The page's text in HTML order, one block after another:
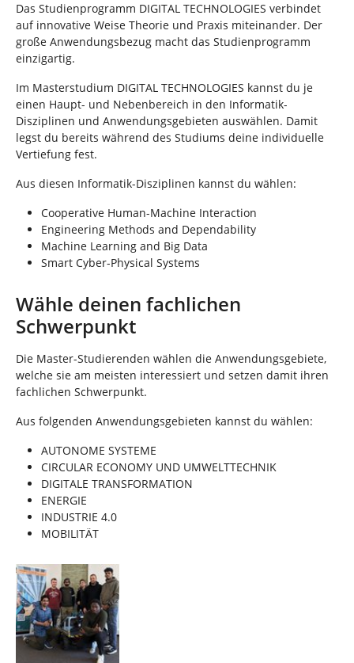
Das Studienprogramm DIGITAL TECHNOLOGIES verbindet
auf innovative Weise Theorie und Praxis miteinander. Der
große Anwendungsbezug macht das Studienprogramm
einzigartig.
Im Masterstudium DIGITAL TECHNOLOGIES kannst du je
einen Haupt- und Nebenbereich in den Informatik-
Disziplinen und Anwendungsgebieten auswählen. Damit
legst du bereits während des Studiums deine individuelle
Vertiefung fest.
Aus diesen Informatik-Disziplinen kannst du wählen:
Cooperative Human-Machine Interaction
Engineering Methods and Dependability
Machine Learning and Big Data
Smart Cyber-Physical Systems
Wähle deinen fachlichen
Schwerpunkt
Die Master-Studierenden wählen die Anwendungsgebiete,
welche sie am meisten interessiert und setzen damit ihren
fachlichen Schwerpunkt.
Aus folgenden Anwendungsgebieten kannst du wählen:
AUTONOME SYSTEME
CIRCULAR ECONOMY UND UMWELTTECHNIK
DIGITALE TRANSFORMATION
ENERGIE
INDUSTRIE 4.0
MOBILITÄT